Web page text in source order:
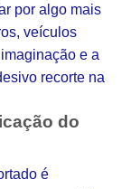
por algo mais
veículos
e a
recorte na
do
é